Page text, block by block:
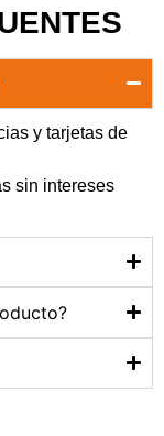
y tarjetas de
sin intereses